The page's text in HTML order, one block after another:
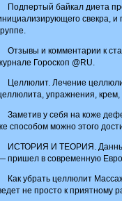
Подпертый байкал диета
свекра,
Отзывы и комментарии к
Гороскоп @RU.
Целлюлит. Лечение
упражнения,
Заметив у себя на коже
способом можно этого
ИСТОРИЯ И ТЕОРИЯ.
пришел в современную
Как убрать целлюлит
не просто к приятному